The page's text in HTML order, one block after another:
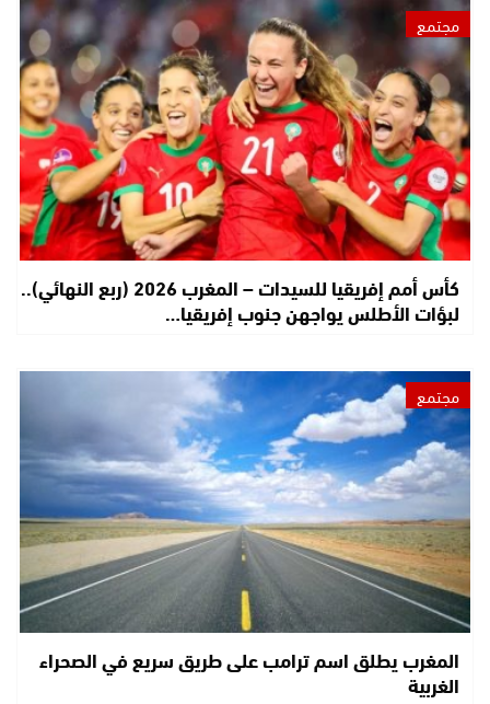
مجتمع
كأس أمم إفريقيا للسيدات – المغرب 2026 (ربع النهائي)..
لبؤات الأطلس يواجهن جنوب إفريقيا…
مجتمع
المغرب يطلق اسم ترامب على طريق سريع في الصحراء
الغربية